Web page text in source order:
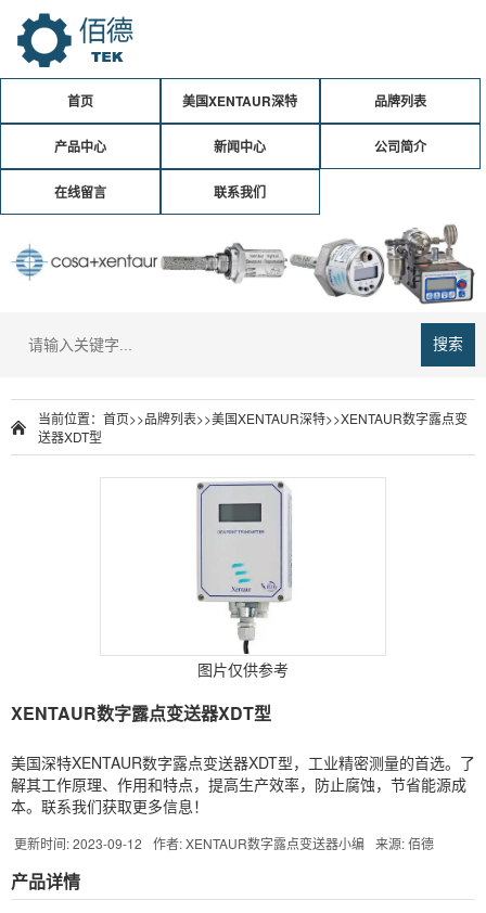
首页 美国XENTAUR深特 品牌列表
产品中心 新闻中心 公司简介
在线留言 联系我们
搜索
当前位置： 首页>>品牌列表>>美国XENTAUR深特>>XENTAUR数字露点变
送器XDT型
图片仅供参考
XENTAUR数字露点变送器XDT型
美国深特XENTAUR数字露点变送器XDT型，工业精密测量的首选。了
解其工作原理、作用和特点，提高生产效率，防止腐蚀，节省能源成
本。联系我们获取更多信息！
更新时间: 2023-09-12 作者: XENTAUR数字露点变送器小编 来源: 佰德
产品详情